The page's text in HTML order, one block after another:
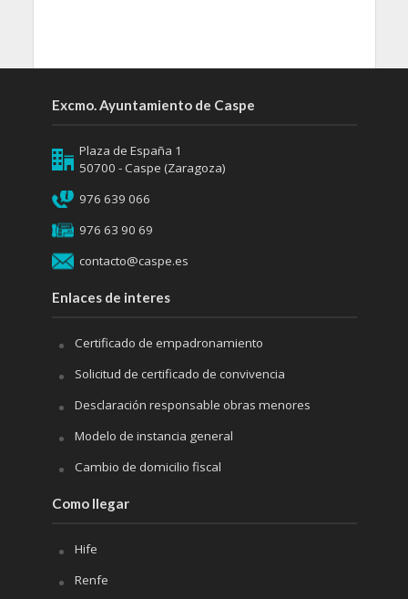
Excmo. Ayuntamiento de Caspe
Plaza de España 1
50700 - Caspe (Zaragoza)
976 639 066
976 63 90 69
contacto@caspe.es
Enlaces de interes
Certificado de empadronamiento
Solicitud de certificado de convivencia
Desclaración responsable obras menores
Modelo de instancia general
Cambio de domicilio fiscal
Como llegar
Hife
Renfe